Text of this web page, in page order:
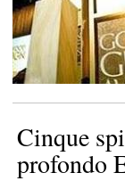
Cinque
profondo